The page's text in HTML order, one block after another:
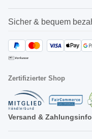
Sicher & bequem
Zertifizierter Shop
Versand &